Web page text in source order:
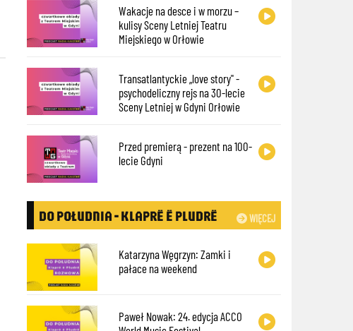
Wakacje na desce i w morzu –
kulisy Sceny Letniej Teatru
Miejskiego w Orłowie
Transatlantyckie „love story" -
psychodeliczny rejs na 30-lecie
Sceny Letniej w Gdyni Orłowie
Przed premierą - prezent na 100-
lecie Gdyni
WIĘCEJ
DO POŁUDNIA - KLAPRË Ë PLUDRË
Katarzyna Węgrzyn: Zamki i
pałace na weekend
Paweł Nowak: 24. edycja ACCO